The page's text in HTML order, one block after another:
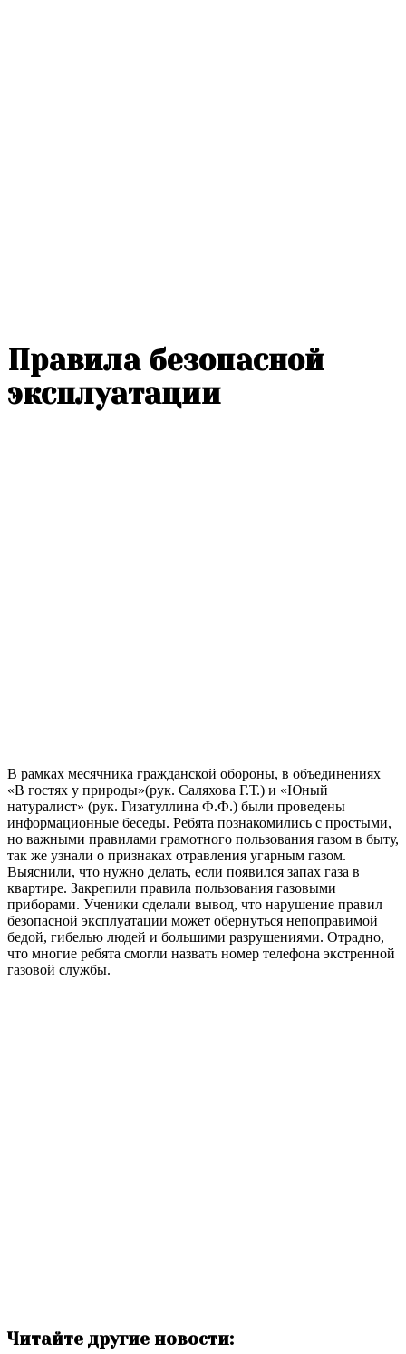
Правила безопасной
эксплуатации
В рамках месячника гражданской обороны, в объединениях
«В гостях у природы»(рук. Саляхова Г.Т.) и «Юный
натуралист» (рук. Гизатуллина Ф.Ф.) были проведены
информационные беседы. Ребята познакомились с простыми,
но важными правилами грамотного пользования газом в быту,
так же узнали о признаках отравления угарным газом.
Выяснили, что нужно делать, если появился запах газа в
квартире. Закрепили правила пользования газовыми
приборами. Ученики сделали вывод, что нарушение правил
безопасной эксплуатации может обернуться непоправимой
бедой, гибелью людей и большими разрушениями. Отрадно,
что многие ребята смогли назвать номер телефона экстренной
газовой службы.
Читайте другие новости: